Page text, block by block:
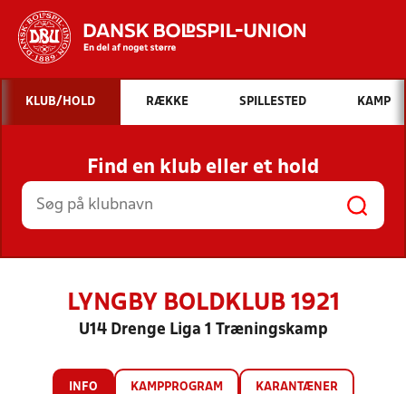
Hvad vil du søge efter?
INDHOLD OG NYHEDER
STILLINGER, RESULTATER, KLUBBER OG
HOLD
KLUB/HOLD RÆKKE SPILLESTED KAMP
Find en klub eller et hold
LYNGBY BOLDKLUB 1921
U14 Drenge Liga 1 Træningskamp
INFO KAMPPROGRAM KARANTÆNER